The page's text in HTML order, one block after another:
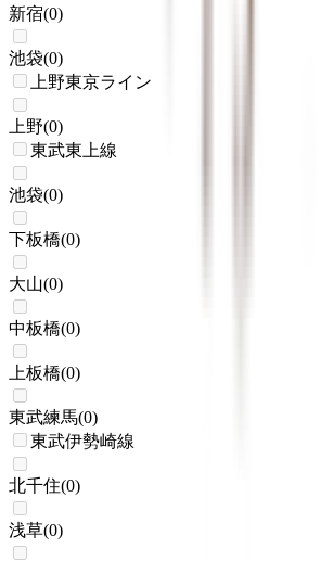
新宿(0)
池袋(0)
上野東京ライン
上野(0)
東武東上線
池袋(0)
下板橋(0)
大山(0)
中板橋(0)
上板橋(0)
東武練馬(0)
東武伊勢崎線
北千住(0)
浅草(0)